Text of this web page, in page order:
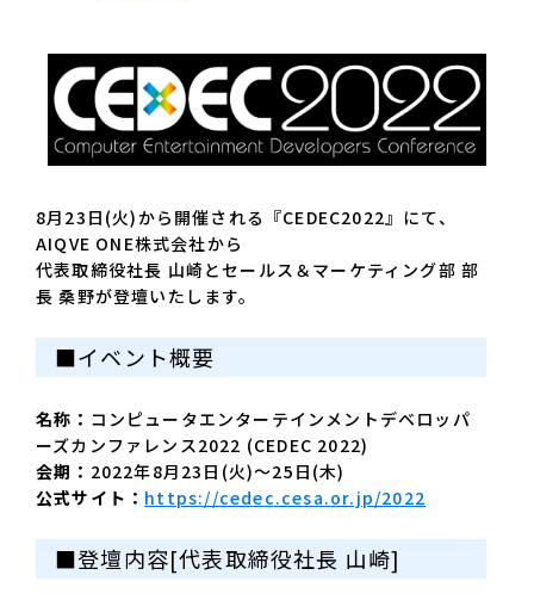
8月23日(火)から開催される『CEDEC2022』にて、
AIQVE ONE株式会社から
代表取締役社長 山崎とセールス＆マーケティング部 部
長 桑野が登壇いたします。
■イベント概要
名称： コンピュータエンターテインメントデベロッパ
ーズカンファレンス2022 (CEDEC 2022)
会期： 2022年8月23日(火)～25日(木)
公式サイト： https://cedec.cesa.or.jp/2022
■登壇内容[代表取締役社長 山崎]